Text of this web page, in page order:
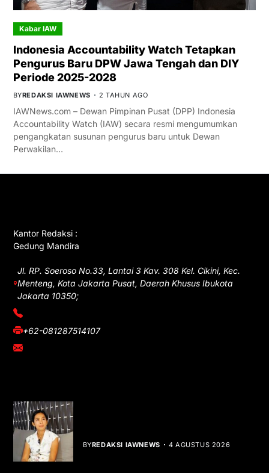
Kabar IAW
Indonesia Accountability Watch Tetapkan
Pengurus Baru DPW Jawa Tengah dan DIY
Periode 2025-2028
BYREDAKSI IAWNEWS 2 TAHUN AGO
IAWNews.com – Dewan Pimpinan Pusat (DPP) Indonesia
Accountability Watch (IAW) secara resmi mengumumkan
pengangkatan susunan pengurus baru untuk Dewan
Perwakilan…
Kantor Redaksi :
Gedung Mandira
Jl. RP. Soeroso No.33, Lantai 3 Kav. 308 Kel. Cikini, Kec.
Menteng, Kota Jakarta Pusat, Daerah Khusus Ibukota
Jakarta 10350;
(021) 3908026
+62-081287514107
adm@iawnews.com
BYREDAKSI IAWNEWS 4 AGUSTUS 2026